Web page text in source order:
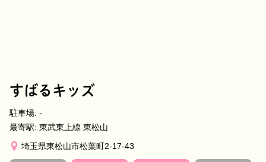
すばるキッズ
駐車場: -
最寄駅: 東武東上線 東松山
埼玉県東松山市松葉町2-17-43